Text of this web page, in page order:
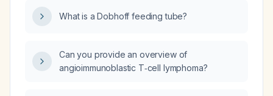
What is a Dobhoff feeding tube?
Can you provide an overview of
angioimmunoblastic T‑cell lymphoma?